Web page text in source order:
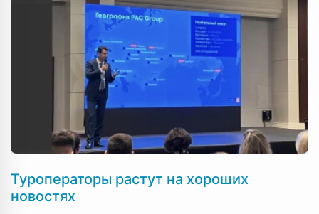
Туроператоры растут на хороших
новостях